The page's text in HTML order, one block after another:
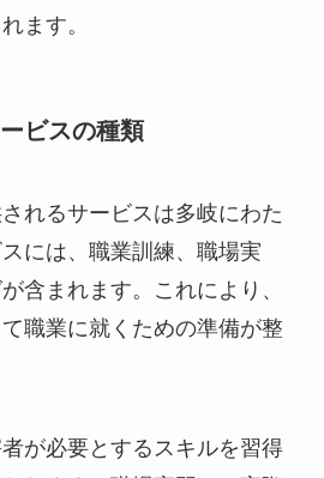
ます。
ビスの種類
れるサービスは多岐にわた
には、職業訓練、職場実
含まれます。これにより、
職業に就くための準備が整
が必要とするスキルを習得